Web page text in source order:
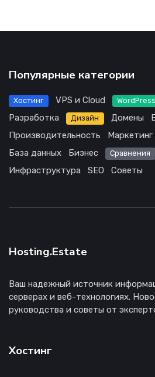
Популярные категории
Хостинг VPS и Cloud WordPress
Разработка
Дизайн Домены
Производительность Маркетинг
База данных
Бизнес Сравнения
Инфраструктура
SEO Советы
Hosting.Estate
Ваш надежный источник
серверах и веб-технологиях.
руководства и советы от
Хостинг